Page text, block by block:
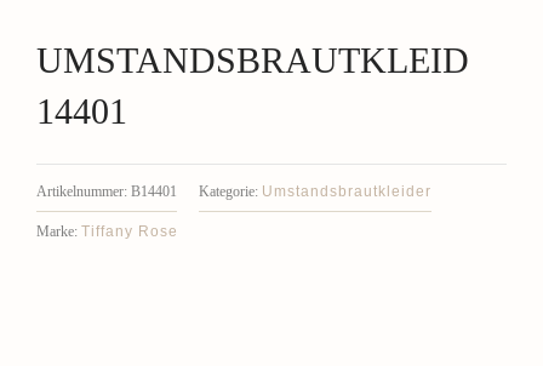
UMSTANDSBRAUTKLEID
14401
Artikelnummer: B14401 Kategorie: Umstandsbrautkleider
Marke: Tiffany Rose